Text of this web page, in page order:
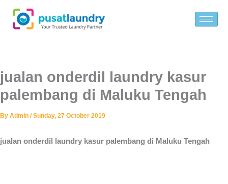
content
jualan onderdil laundry kasur
palembang di Maluku Tengah
By Admin /Sunday, 27 October 2019
jualan onderdil laundry kasur palembang di Maluku Tengah